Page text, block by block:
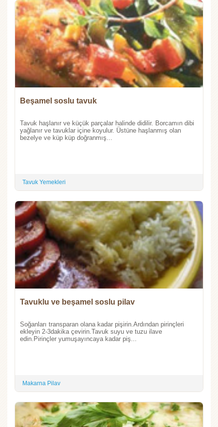
Beşamel soslu tavuk
Tavuk haşlanır ve küçük parçalar halinde didilir. Borcamın dibi
yağlanır ve tavuklar içine koyulur. Üstüne haşlanmış olan
bezelye ve küp küp doğranmış...
Tavuk Yemekleri
Tavuklu ve beşamel soslu pilav
Soğanları transparan olana kadar pişirin.Ardından pirinçleri
ekleyin 2-3dakika çevirin.Tavuk suyu ve tuzu ilave
edin.Pirinçler yumuşayıncaya kadar piş...
Makarna Pilav